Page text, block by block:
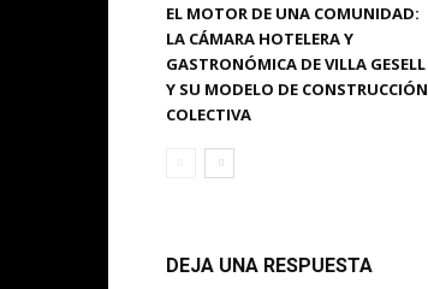
EL MOTOR DE UNA COMUNIDAD:
LA CÁMARA HOTELERA Y
GASTRONÓMICA DE VILLA GESELL
Y SU MODELO DE CONSTRUCCIÓN
COLECTIVA
DEJA UNA RESPUESTA